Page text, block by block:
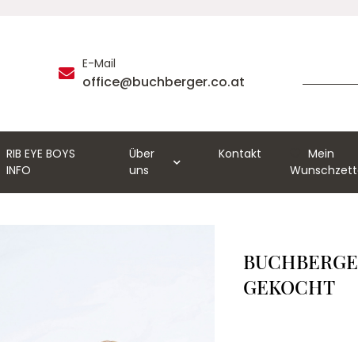
E-Mail
office@buchberger.co.at
RIB EYE BOYS
INFO
Über
uns
Kontakt
Mein
GEKOCHT